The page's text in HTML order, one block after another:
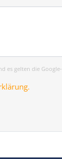
es gelten die Google-